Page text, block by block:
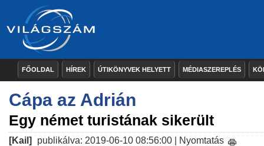
FŐOLDAL HÍREK ÚTIKÖNYVEK HELYETT MÉDIASZEREPLÉS
Cápa az Adrián
Egy német turistának sikerült
[Kail] publikálva: 2019-06-10 08:56:00 | Nyomtatás